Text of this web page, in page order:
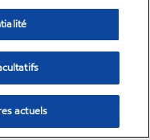
actuels